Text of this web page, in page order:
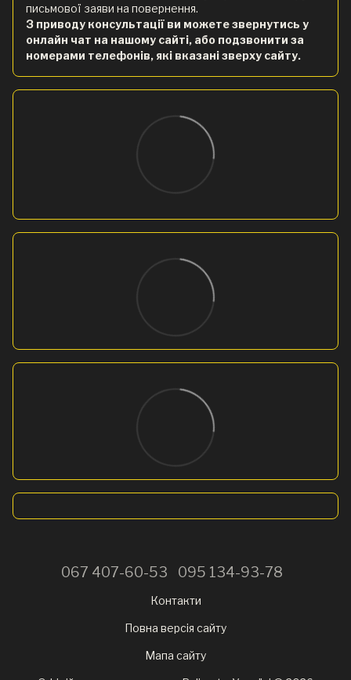
письмової заяви на повернення.
З приводу консультації ви можете звернутись у
онлайн чат на нашому сайті, або подзвонити за
номерами телефонів, які вказані зверху сайту.
067 407-60-53 095 134-93-78
Контакти
Повна версія сайту
Мапа сайту